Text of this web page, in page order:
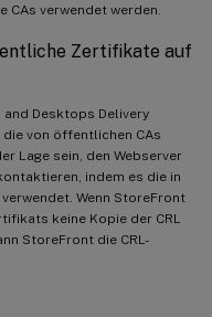
CAs verwendet werden.
Zertifikate auf
Desktops Delivery
von öffentlichen CAs
Lage sein, den Webserver
indem es die in
Wenn StoreFront
keine Kopie der CRL
StoreFront die CRL-